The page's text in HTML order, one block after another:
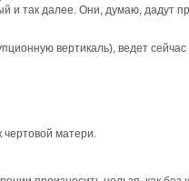
и так далее. Они, думаю, дадут
вертикаль), ведет сейчас
чертовой матери.